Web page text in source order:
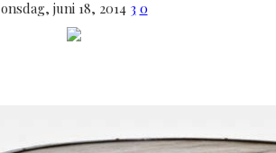
onsdag, juni 18, 2014 3 0